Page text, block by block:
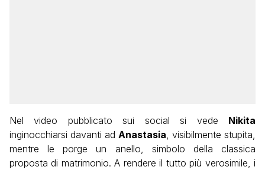
Nel video pubblicato sui social si vede Nikita
inginocchiarsi davanti ad Anastasia, visibilmente stupita,
mentre le porge un anello, simbolo della classica
proposta di matrimonio. A rendere il tutto più verosimile, i